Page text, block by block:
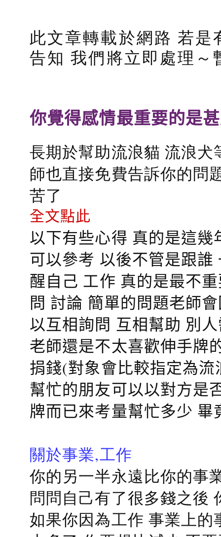
此文章轉載於網路 若
告知 我們將立即處理～
你覺得感情最重要的是
長期於幫助流浪貓 流浪
師也直接免費告訴你的問
苦了
全文點此
以下有些心得 真的是這
可以參考 以後不管是跟
醒自己 工作 真的是最不
問 討論 簡單的問題老師
以互相詢問 互相幫助 別
老師還是不太喜歡伸手牌
捐錢(對象會比較指定為
幫忙的朋友可以以對方是
牌而已來考量幫忙多少
關於事業,工作
你的另一半永遠比你的事
問問自己有了很多錢之後
如果你因為工作 事業上